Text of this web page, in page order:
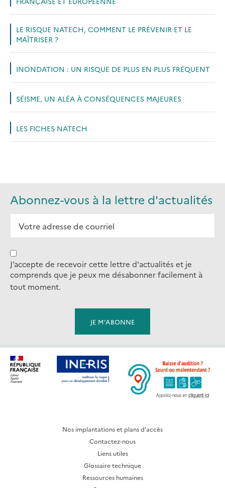
LE RISQUE NATECH, COMMENT LE PRÉVENIR ET LE
MAÎTRISER ?
INONDATION : UN RISQUE DE PLUS EN PLUS FRÉQUENT
SÉISME, UN ALÉA À CONSÉQUENCES MAJEURES
LES FICHES NATECH
Abonnez-vous à la lettre d'actualités
J’accepte de recevoir cette lettre d'actualités et je
comprends que je peux me désabonner facilement à
tout moment.
Nos implantations et plans d’accès
Contactez-nous
Liens utiles
Glossaire technique
Ressources humaines